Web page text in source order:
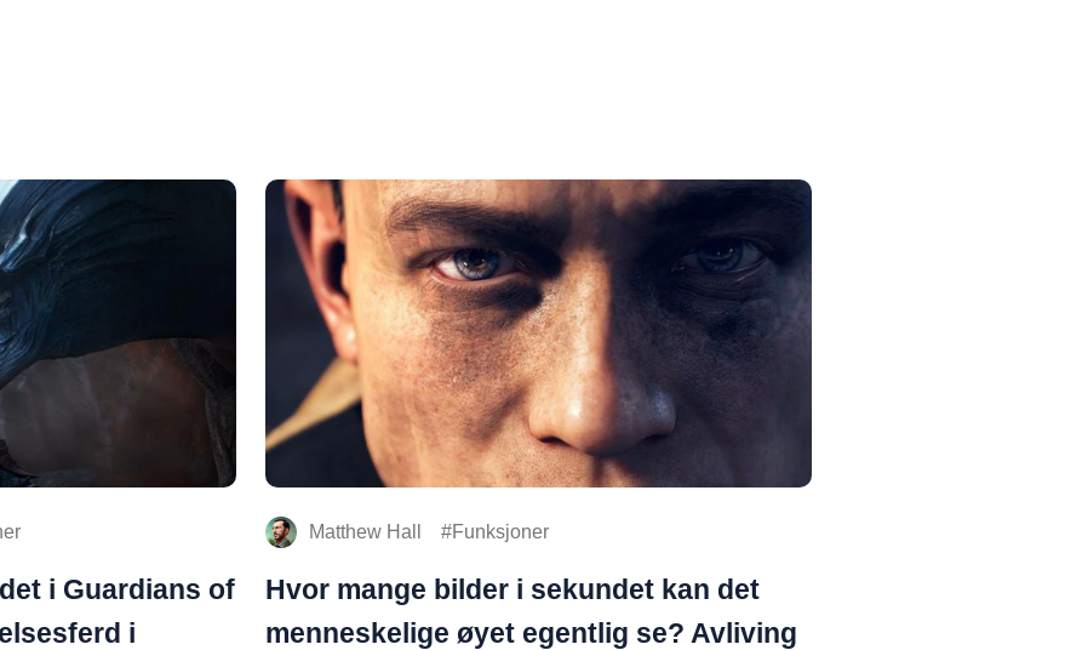
i Guardians of
i
Matthew Hall Funksjoner
Hvor mange bilder i sekundet kan det
menneskelige øyet egentlig se? Avliving